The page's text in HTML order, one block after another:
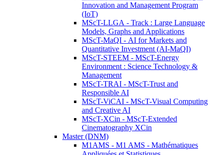
Innovation and Management Program
(IoT)
MScT-LLGA - Track : Large Language
Models, Graphs and Applications
MScT-MaQI - AI for Markets and
Quantitative Investment (AI-MaQI)
MScT-STEEM - MScT-Energy
Environment : Science Technology &
Management
MScT-TRAI - MScT-Trust and
Responsible AI
MScT-ViCAI - MScT-Visual Computing
and Creative AI
MScT-XCin - MScT-Extended
Cinematography XCin
Master (DNM)
M1AMS - M1 AMS - Mathématiques